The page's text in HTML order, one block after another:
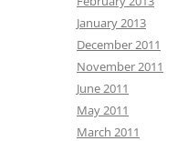
January 2013
December 2011
November 2011
June 2011
May 2011
March 2011